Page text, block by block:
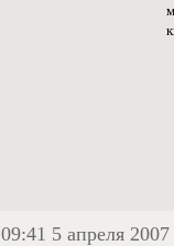
09:41 5 апреля 2007